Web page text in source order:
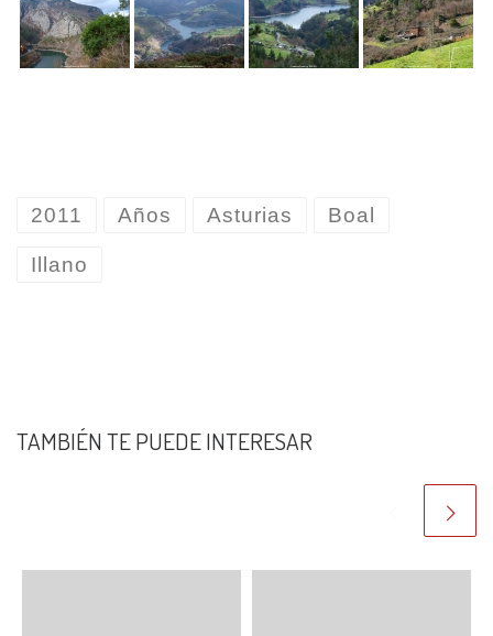
2011 Años Asturias Boal
Illano
TAMBIÉN TE PUEDE INTERESAR